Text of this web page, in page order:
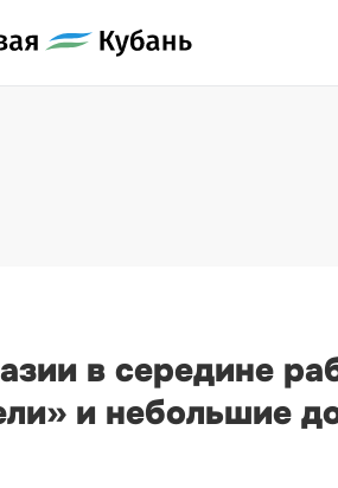
в середине
и небольшие